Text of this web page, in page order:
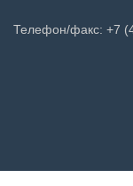
Телефон/факс: +7